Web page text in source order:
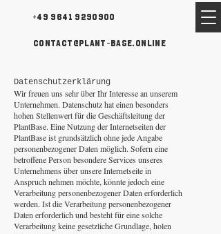
+49 9641 9290900
contact@plant-base.online
Datenschutzerklärung
Wir freuen uns sehr über Ihr Interesse an unserem
Unternehmen. Datenschutz hat einen besonders
hohen Stellenwert für die Geschäftsleitung der
PlantBase. Eine Nutzung der Internetseiten der
PlantBase ist grundsätzlich ohne jede Angabe
personenbezogener Daten möglich. Sofern eine
betroffene Person besondere Services unseres
Unternehmens über unsere Internetseite in
Anspruch nehmen möchte, könnte jedoch eine
Verarbeitung personenbezogener Daten erforderlich
werden. Ist die Verarbeitung personenbezogener
Daten erforderlich und besteht für eine solche
Verarbeitung keine gesetzliche Grundlage, holen